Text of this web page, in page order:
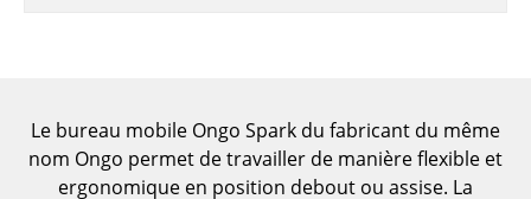
Chariots & Dessertes
Pièces détachées
Le bureau mobile Ongo Spark du fabricant du même
nom Ongo permet de travailler de manière flexible et
ergonomique en position debout ou assise. La